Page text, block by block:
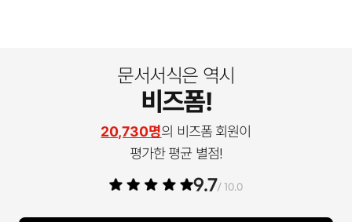
문서서식은 역시
비즈폼!
20,730명의 비즈폼 회원이
평가한 평균 별점!
9.7/ 10.0